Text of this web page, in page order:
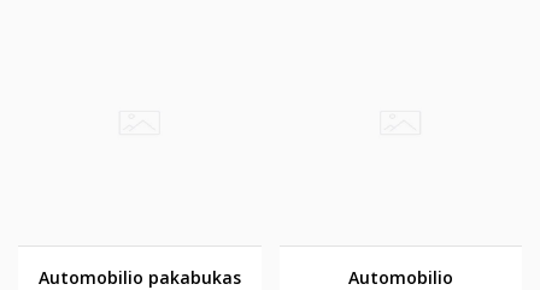
Automobilio pakabukas
Automobilio